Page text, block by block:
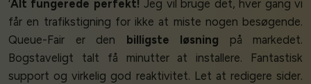
‘Alt fungerede perfekt! Jeg vil bruge det, hver gang vi
får en trafikstigning for ikke at miste nogen besøgende.
Queue-Fair er den billigste løsning på markedet.
Bogstaveligt talt få minutter at installere. Fantastisk
support og virkelig god reaktivitet. Let at redigere sider.